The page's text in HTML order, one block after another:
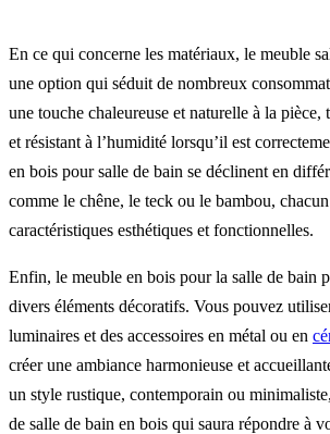
En ce qui concerne les matériaux, le meuble
une option qui séduit de nombreux
une touche chaleureuse et naturelle à la pièce,
et résistant à l’humidité lorsqu’il est
en bois pour salle de bain se déclinent en
comme le chêne, le teck ou le bambou,
caractéristiques esthétiques et fonctionnelles.
Enfin, le meuble en bois pour la salle de bain
divers éléments décoratifs. Vous pouvez
luminaires et des accessoires en métal ou en
créer une ambiance harmonieuse et
un style rustique, contemporain ou
de salle de bain en bois qui saura répondre à